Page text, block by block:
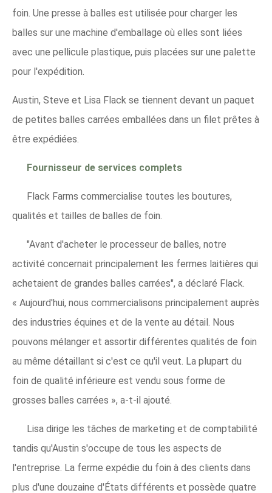
foin. Une presse à balles est utilisée pour charger les
balles sur une machine d'emballage où elles sont liées
avec une pellicule plastique, puis placées sur une palette
pour l'expédition.
Austin, Steve et Lisa Flack se tiennent devant un paquet
de petites balles carrées emballées dans un filet prêtes à
être expédiées.
Fournisseur de services complets
Flack Farms commercialise toutes les boutures,
qualités et tailles de balles de foin.
"Avant d'acheter le processeur de balles, notre
activité concernait principalement les fermes laitières qui
achetaient de grandes balles carrées", a déclaré Flack.
« Aujourd'hui, nous commercialisons principalement auprès
des industries équines et de la vente au détail. Nous
pouvons mélanger et assortir différentes qualités de foin
au même détaillant si c'est ce qu'il veut. La plupart du
foin de qualité inférieure est vendu sous forme de
grosses balles carrées », a-t-il ajouté.
Lisa dirige les tâches de marketing et de comptabilité
tandis qu'Austin s'occupe de tous les aspects de
l'entreprise. La ferme expédie du foin à des clients dans
plus d'une douzaine d'États différents et possède quatre